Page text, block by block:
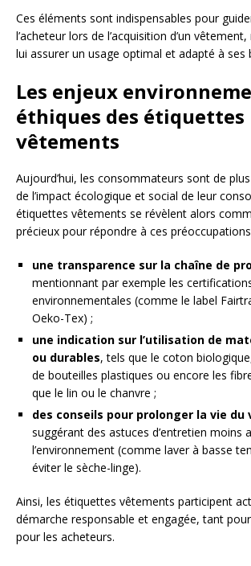
Ces éléments sont indispensables pour
l’acheteur lors de l’acquisition d’un
lui assurer un usage optimal et adapté à ses
Les enjeux
éthiques des étiquettes
vêtements
Aujourd’hui, les consommateurs sont de
de l’impact écologique et social de leur
étiquettes vêtements se révèlent alors
précieux pour répondre à ces
une transparence sur la chaîne de
mentionnant par exemple les
environnementales (comme le label
Oeko-Tex) ;
une indication sur l’utilisation de
ou durables, tels que le coton
de bouteilles plastiques ou encore les
que le lin ou le chanvre ;
des conseils pour prolonger la vie du
suggérant des astuces d’entretien moins
l’environnement (comme laver à basse
éviter le sèche-linge).
Ainsi, les étiquettes vêtements participent
démarche responsable et engagée, tant
pour les acheteurs.